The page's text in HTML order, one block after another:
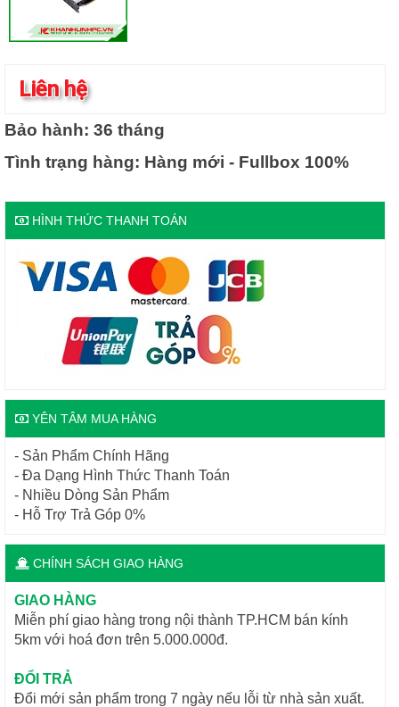
Liên hệ
Bảo hành: 36 tháng
Tình trạng hàng: Hàng mới - Fullbox 100%
HÌNH THỨC THANH TOÁN
YÊN TÂM MUA HÀNG
- Sản Phẩm Chính Hãng
- Đa Dạng Hình Thức Thanh Toán
- Nhiều Dòng Sản Phẩm
- Hỗ Trợ Trả Góp 0%
CHÍNH SÁCH GIAO HÀNG
GIAO HÀNG
Miễn phí giao hàng trong nội thành TP.HCM bán kính
5km với hoá đơn trên 5.000.000đ.
ĐỔI TRẢ
Đổi mới sản phẩm trong 7 ngày nếu lỗi từ nhà sản xuất.